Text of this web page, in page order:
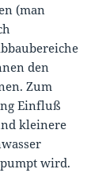
(man
den
Zum
Einfluß
kleinere
wird.